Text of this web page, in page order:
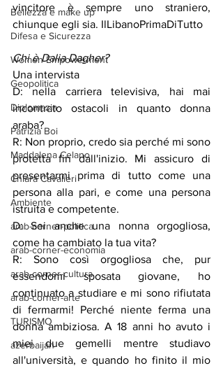
Bellezza e make up
Difesa e Sicurezza
Women Empowerment
Geopolitica
Diplomazia
Patrizia Boi
Maddalena Celano
Chiara Cavalieri
Ambiente
arab-corner-politica
arab-corner-economia
arab-corner-cultura
arab-corner-arte
TURISMO
azerbaijan
vincitore è sempre uno straniero,
chiunque egli sia. IlLibanoPrimaDiTutto
Chi è Dalia Dagher?
Una intervista
D: nella carriera televisiva, hai mai
incontrato ostacoli in quanto donna
araba?
R: Non proprio, credo sia perché mi sono
protetta fin dall'inizio. Mi assicuro di
presentarmi prima di tutto come una
persona alla pari, e come una persona
istruita e competente.
D: Sei anche una nonna orgogliosa,
come ha cambiato la tua vita?
R: Sono così orgogliosa che, pur
essendomi sposata giovane, ho
continuato a studiare e mi sono rifiutata
di fermarmi! Perché niente ferma una
donna ambiziosa. A 18 anni ho avuto i
miei due gemelli mentre studiavo
all'università, e quando ho finito il mio